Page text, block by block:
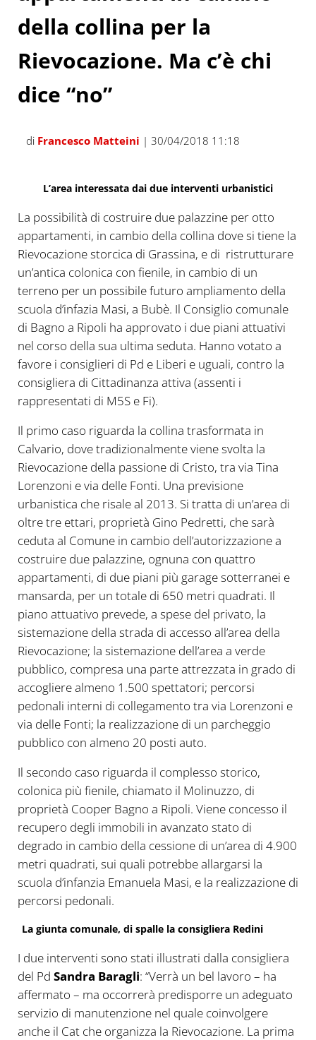
della collina per la
Rievocazione. Ma c’è chi
dice “no”
di Francesco Matteini | 30/04/2018 11:18
L’area interessata dai due interventi urbanistici
La possibilità di costruire due palazzine per otto
appartamenti, in cambio della collina dove si tiene la
Rievocazione storcica di Grassina, e di ristrutturare
un’antica colonica con fienile, in cambio di un
terreno per un possibile futuro ampliamento della
scuola d’infazia Masi, a Bubè. Il Consiglio comunale
di Bagno a Ripoli ha approvato i due piani attuativi
nel corso della sua ultima seduta. Hanno votato a
favore i consiglieri di Pd e Liberi e uguali, contro la
consigliera di Cittadinanza attiva (assenti i
rappresentati di M5S e Fi).
Il primo caso riguarda la collina trasformata in
Calvario, dove tradizionalmente viene svolta la
Rievocazione della passione di Cristo, tra via Tina
Lorenzoni e via delle Fonti. Una previsione
urbanistica che risale al 2013. Si tratta di un’area di
oltre tre ettari, proprietà Gino Pedretti, che sarà
ceduta al Comune in cambio dell’autorizzazione a
costruire due palazzine, ognuna con quattro
appartamenti, di due piani più garage sotterranei e
mansarda, per un totale di 650 metri quadrati. Il
piano attuativo prevede, a spese del privato, la
sistemazione della strada di accesso all’area della
Rievocazione; la sistemazione dell’area a verde
pubblico, compresa una parte attrezzata in grado di
accogliere almeno 1.500 spettatori; percorsi
pedonali interni di collegamento tra via Lorenzoni e
via delle Fonti; la realizzazione di un parcheggio
pubblico con almeno 20 posti auto.
Il secondo caso riguarda il complesso storico,
colonica più fienile, chiamato il Molinuzzo, di
proprietà Cooper Bagno a Ripoli. Viene concesso il
recupero degli immobili in avanzato stato di
degrado in cambio della cessione di un’area di 4.900
metri quadrati, sui quali potrebbe allargarsi la
scuola d’infanzia Emanuela Masi, e la realizzazione di
percorsi pedonali.
La giunta comunale, di spalle la consigliera Redini
I due interventi sono stati illustrati dalla consigliera
del Pd Sandra Baragli: “Verrà un bel lavoro – ha
affermato – ma occorrerà predisporre un adeguato
servizio di manutenzione nel quale coinvolgere
anche il Cat che organizza la Rievocazione. La prima